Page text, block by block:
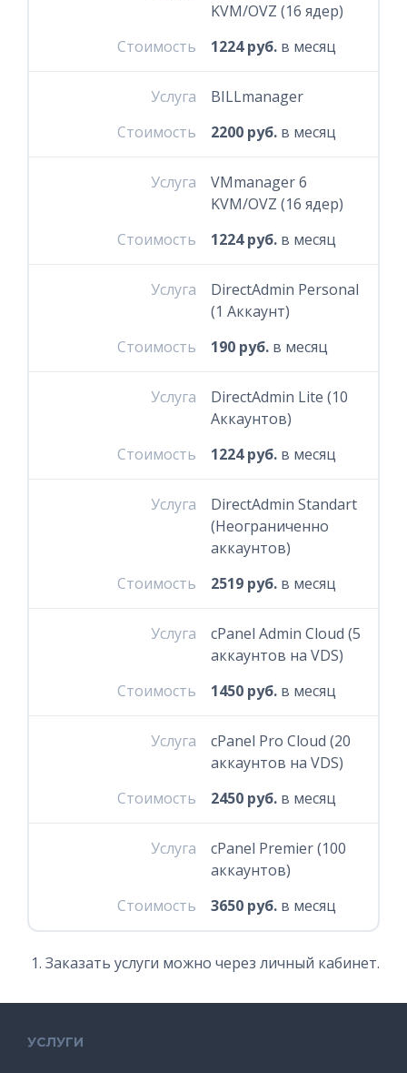
KVM/OVZ (16 ядер)
Стоимость
1224 руб.в месяц
Услуга
BILLmanager
Стоимость
2200 руб.в месяц
Услуга
VMmanager 6
KVM/OVZ (16 ядер)
Стоимость
1224 руб.в месяц
Услуга
DirectAdmin Personal
(1 Аккаунт)
Стоимость
190 руб.в месяц
Услуга
DirectAdmin Lite (10
Аккаунтов)
Стоимость
1224 руб.в месяц
Услуга
DirectAdmin Standart
(Неограниченно
аккаунтов)
Стоимость
2519 руб.в месяц
Услуга
cPanel Admin Cloud (5
аккаунтов на VDS)
Стоимость
1450 руб.в месяц
Услуга
cPanel Pro Cloud (20
аккаунтов на VDS)
Стоимость
2450 руб.в месяц
Услуга
cPanel Premier (100
аккаунтов)
Стоимость
3650 руб.в месяц
Заказать услуги можно через личный кабинет.
УСЛУГИ